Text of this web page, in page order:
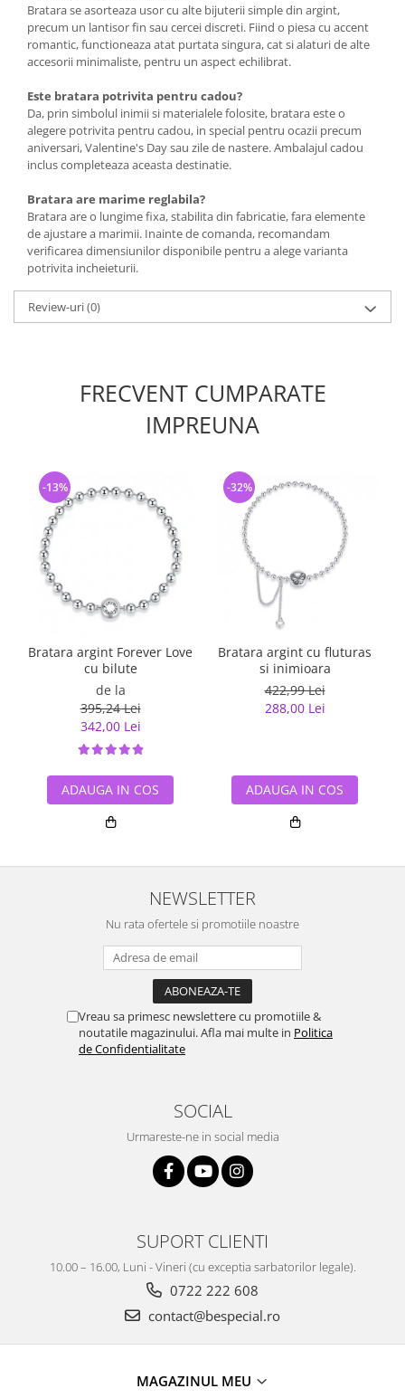
Bratara se asorteaza usor cu alte bijuterii simple din argint,
precum un lantisor fin sau cercei discreti. Fiind o piesa cu accent
romantic, functioneaza atat purtata singura, cat si alaturi de alte
accesorii minimaliste, pentru un aspect echilibrat.
Este bratara potrivita pentru cadou?
Da, prin simbolul inimii si materialele folosite, bratara este o
alegere potrivita pentru cadou, in special pentru ocazii precum
aniversari, Valentine's Day sau zile de nastere. Ambalajul cadou
inclus completeaza aceasta destinatie.
Bratara are marime reglabila?
Bratara are o lungime fixa, stabilita din fabricatie, fara elemente
de ajustare a marimii. Inainte de comanda, recomandam
verificarea dimensiunilor disponibile pentru a alege varianta
potrivita incheieturii.
Review-uri(0)
FRECVENT CUMPARATE
IMPREUNA
Bratara argint Forever Love
cu bilute
de la
395,24 Lei
342,00 Lei
-13%
ADAUGA IN COS
Bratara argint cu fluturas
si inimioara
422,99 Lei
288,00 Lei
-32%
ADAUGA IN COS
NEWSLETTER
Nu rata ofertele si promotiile noastre
Vreau sa primesc newslettere cu promotiile &
noutatile magazinului. Afla mai multe in Politica
de Confidentialitate
SOCIAL
Urmareste-ne in social media
SUPORT CLIENTI
10.00 – 16.00, Luni - Vineri (cu exceptia sarbatorilor legale).
0722 222 608
contact@bespecial.ro
MAGAZINUL MEU